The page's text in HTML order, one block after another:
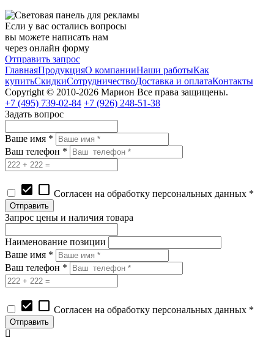
Если у вас остались вопросы
вы можете написать нам
через онлайн форму
Отправить запрос
ГлавнаяПродукцияО компанииНаши работыКак
купитьСкидкиСотрудничествоДоставка и оплатаКонтакты
Copyright © 2010-2026 Марион Все права защищены.
+7 (495) 739-02-84 +7 (926) 248-51-38
Задать вопрос
Ваше имя *
Ваш телефон *
check_box check_box_outline_blank Согласен на обработку персональных данных *
Запрос цены и наличия товара
Наименование позиции
Ваше имя *
Ваш телефон *
check_box check_box_outline_blank Согласен на обработку персональных данных *